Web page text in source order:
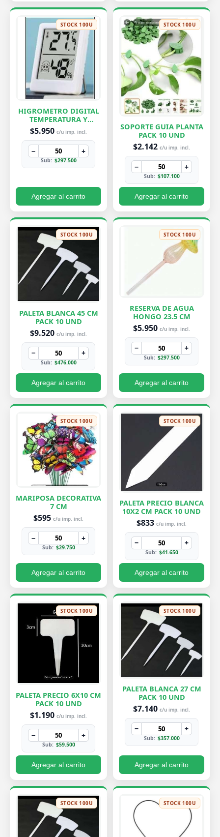
STOCK 100U
HIGROMETRO DIGITAL
TEMPERATURA Y
HUMEDAD
$5.950 c/u imp. incl.
− +
Sub: $297.500
Agregar al carrito
STOCK 100U
SOPORTE GUIA PLANTA
PACK 10 UND
$2.142 c/u imp. incl.
− +
Sub: $107.100
Agregar al carrito
STOCK 100U
PALETA BLANCA 45 CM
PACK 10 UND
$9.520 c/u imp. incl.
− +
Sub: $476.000
Agregar al carrito
STOCK 100U
RESERVA DE AGUA
HONGO 23.5 CM
$5.950 c/u imp. incl.
− +
Sub: $297.500
Agregar al carrito
STOCK 100U
MARIPOSA DECORATIVA
7 CM
$595 c/u imp. incl.
− +
Sub: $29.750
Agregar al carrito
STOCK 100U
PALETA PRECIO BLANCA
10X2 CM PACK 10 UND
$833 c/u imp. incl.
− +
Sub: $41.650
Agregar al carrito
STOCK 100U
PALETA PRECIO 6X10 CM
PACK 10 UND
$1.190 c/u imp. incl.
− +
Sub: $59.500
Agregar al carrito
STOCK 100U
PALETA BLANCA 27 CM
PACK 10 UND
$7.140 c/u imp. incl.
− +
Sub: $357.000
Agregar al carrito
STOCK 100U STOCK 100U